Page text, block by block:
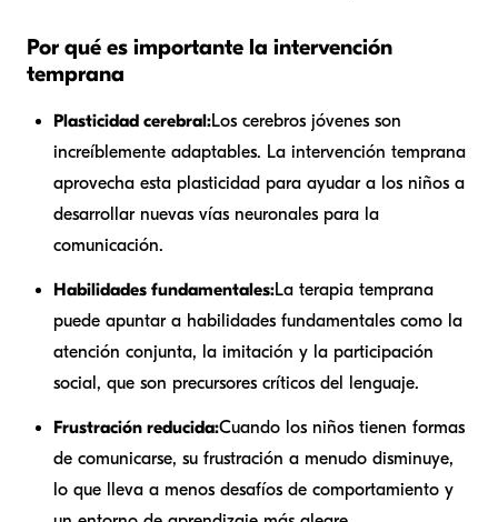
Por qué es importante la intervención
temprana
Plasticidad cerebral:Los cerebros jóvenes son
increíblemente adaptables. La intervención temprana
aprovecha esta plasticidad para ayudar a los niños a
desarrollar nuevas vías neuronales para la
comunicación.
Habilidades fundamentales:La terapia temprana
puede apuntar a habilidades fundamentales como la
atención conjunta, la imitación y la participación
social, que son precursores críticos del lenguaje.
Frustración reducida:Cuando los niños tienen formas
de comunicarse, su frustración a menudo disminuye,
lo que lleva a menos desafíos de comportamiento y